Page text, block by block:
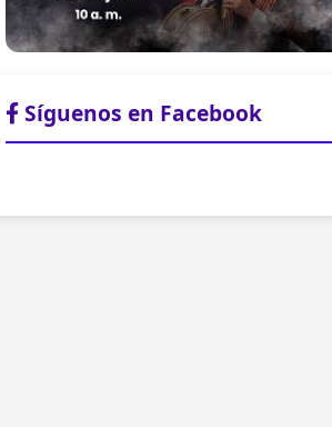
Síguenos en Facebook